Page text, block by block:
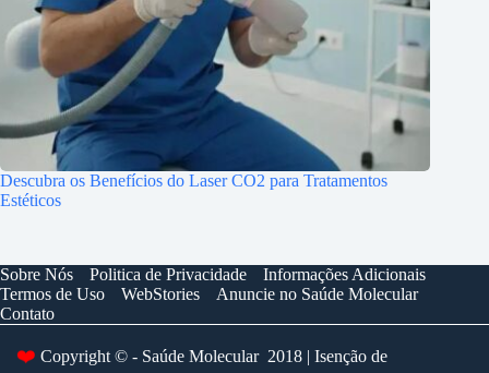
Descubra os Benefícios do Laser CO2 para Tratamentos
Estéticos
Sobre Nós Politica de Privacidade
Informações Adicionais
Termos de Uso
WebStories
Anuncie no Saúde Molecular
Contato
❤️ Copyright © - Saúde Molecular 2018 | Isenção de